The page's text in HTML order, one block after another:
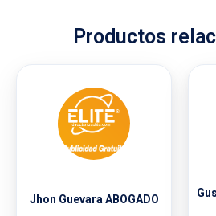
Productos
Jhon Guevara ABOGADO